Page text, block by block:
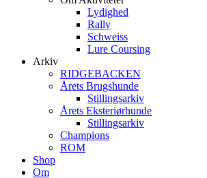
Lydighed
Rally
Schweiss
Lure Coursing
Arkiv
RIDGEBACKEN
Årets Brugshunde
Stillingsarkiv
Årets Eksteriørhunde
Stillingsarkiv
Champions
ROM
Shop
Om